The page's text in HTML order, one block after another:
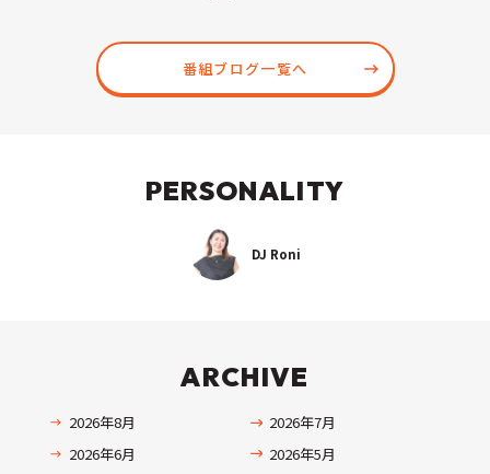
番組ブログ一覧へ
PERSONALITY
DJ Roni
ARCHIVE
2026年8月
2026年7月
2026年6月
2026年5月